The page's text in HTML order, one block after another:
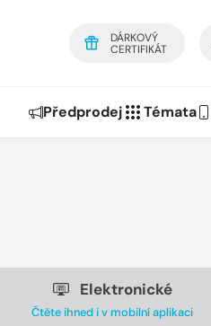
DÁRKOVÝ
CERTIFIKÁT
Předprodej Témata
Elektronické
Čtěte ihned i v mobilní aplikaci